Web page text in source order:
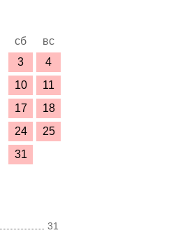
сб
вс
3
4
10
11
17
18
24
25
31
31